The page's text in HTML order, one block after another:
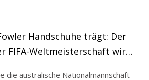
Handschuhe trägt: Der
FIFA-Weltmeisterschaft wird
die australische Nationalmannschaft